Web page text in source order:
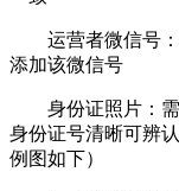
运营者微信号
添加该微信号
身份证照片：
身份证号清晰可辨
例图如下）